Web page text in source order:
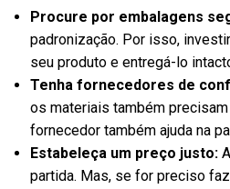
Procure por embalagens
padronização. Por isso,
seu produto e entregá-lo
Tenha fornecedores de
os materiais também
fornecedor também ajuda na
Estabeleça um preço justo:
partida. Mas, se for preciso